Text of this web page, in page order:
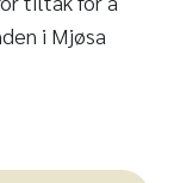
i Mjøsa